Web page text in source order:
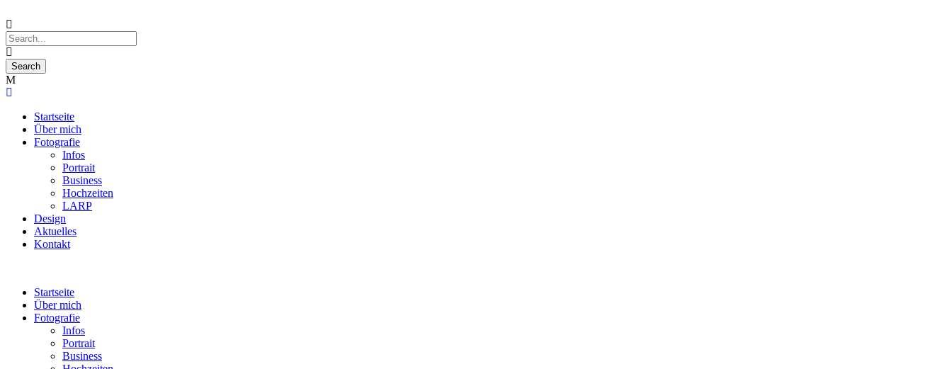
Startseite
Über mich
Fotografie
Infos
Portrait
Business
Hochzeiten
LARP
Design
Aktuelles
Kontakt
Startseite
Über mich
Fotografie
Infos
Portrait
Business